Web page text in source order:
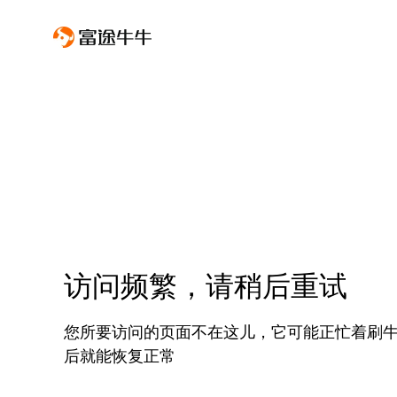
访问频繁，请稍后重试
您所要访问的页面不在这儿，它可能正忙着刷
后就能恢复正常